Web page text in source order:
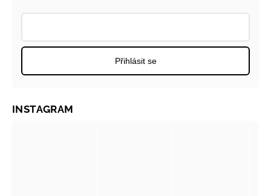
Přihlásit se
INSTAGRAM